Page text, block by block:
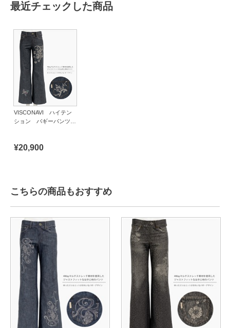
最近チェックした商品
VISCONAVI ハイテン
ション バギーパンツ
¥20,900
こちらの商品もおすすめ